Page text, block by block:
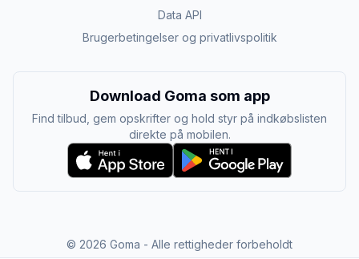
Data API
Brugerbetingelser og privatlivspolitik
Download Goma som app
Find tilbud, gem opskrifter og hold styr på indkøbslisten
direkte på mobilen.
© 2026 Goma - Alle rettigheder forbeholdt